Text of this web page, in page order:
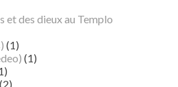
et des dieux au Templo
(1)
(1)
(2)